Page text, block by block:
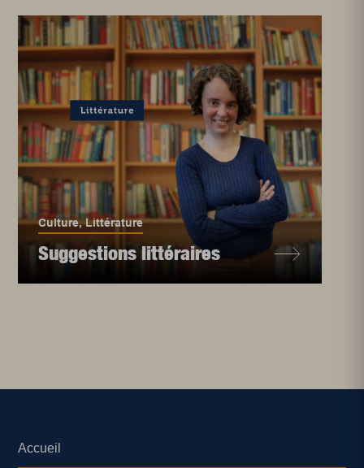
Culture,Littérature
Suggestions littéraires
Accueil